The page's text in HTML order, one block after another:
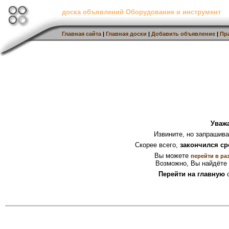
доска объявлений Оборудование и инструмент
Главная сайта | Главная доски | Добавить объявление |
Извините, но
Скорее всего, закончился
Вы можете перейти в
Возможно, Вы найдёте
Перейти на главную